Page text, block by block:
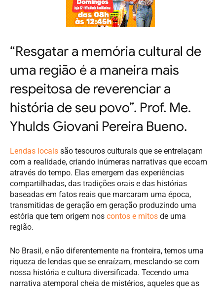
“Resgatar a memória cultural de
uma região é a maneira mais
respeitosa de reverenciar a
história de seu povo”. Prof. Me.
Yhulds Giovani Pereira Bueno.
Lendas locais são tesouros culturais que se entrelaçam
com a realidade, criando inúmeras narrativas que ecoam
através do tempo. Elas emergem das experiências
compartilhadas, das tradições orais e das histórias
baseadas em fatos reais que marcaram uma época,
transmitidas de geração em geração produzindo uma
estória que tem origem nos contos e mitos de uma
região.
No Brasil, e não diferentemente na fronteira, temos uma
riqueza de lendas que se enraízam, mesclando-se com
nossa história e cultura diversificada. Tecendo uma
narrativa atemporal cheia de mistérios, aqueles que as